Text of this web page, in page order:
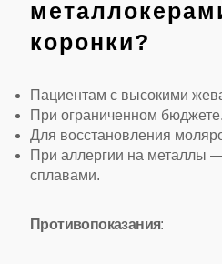
коронки?
Пациентам с высокими
При ограниченном бюджете.
Для восстановления
При аллергии на металлы
сплавами.
Противопоказания: